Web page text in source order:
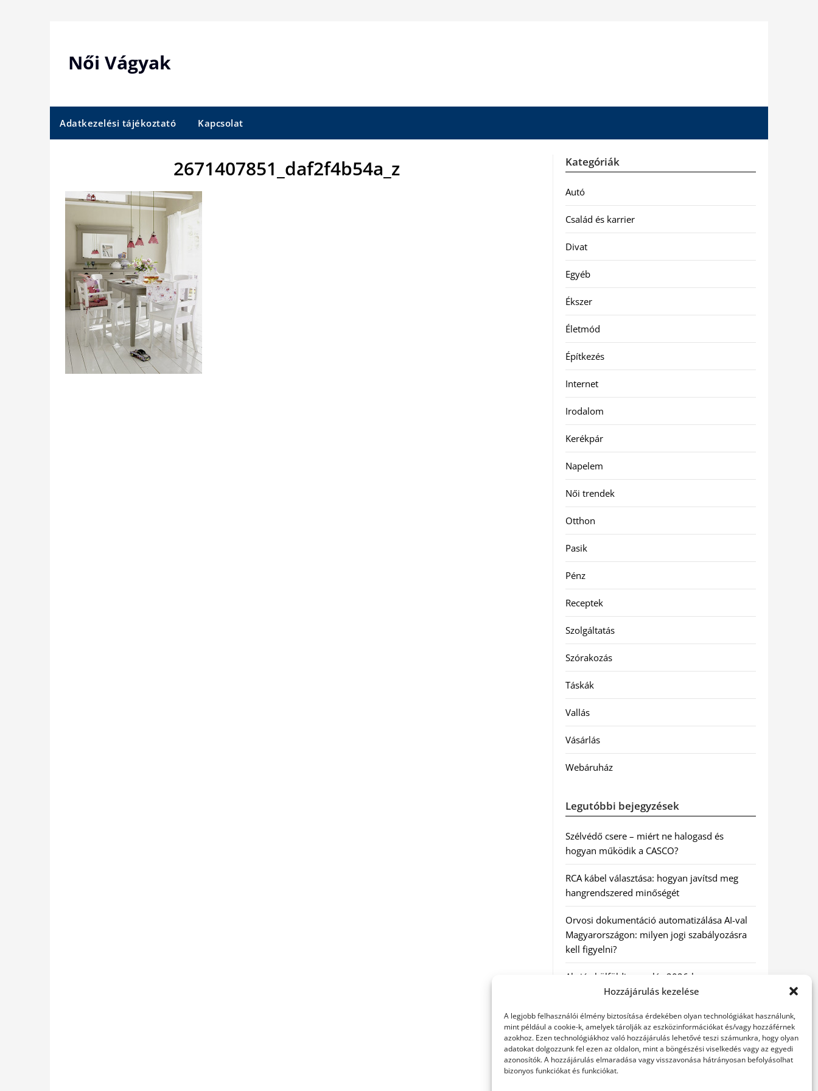
Hozzájárulás kezelése
A legjobb felhasználói élmény biztosítása érdekében olyan technológiákat használunk,
mint például a cookie-k, amelyek tárolják az eszközinformációkat és/vagy hozzáférnek
azokhoz. Ezen technológiákhoz való hozzájárulás lehetővé teszi számunkra, hogy olyan
adatokat dolgozzunk fel ezen az oldalon, mint a böngészési viselkedés vagy az egyedi
azonosítók. A hozzájárulás elmaradása vagy visszavonása hátrányosan befolyásolhat
bizonyos funkciókat és funkciókat.
Női Vágyak
Adatkezelési tájékoztató Kapcsolat
2671407851_daf2f4b54a_z Kategóriák
Autó
Család és karrier
Divat
Egyéb
Ékszer
Életmód
Építkezés
Internet
Irodalom
Kerékpár
Napelem
Női trendek
Otthon
Pasik
Pénz
Receptek
Szolgáltatás
Szórakozás
Táskák
Vallás
Vásárlás
Webáruház
Legutóbbi bejegyzések
Szélvédő csere – miért ne halogasd és
hogyan működik a CASCO?
RCA kábel választása: hogyan javítsd meg
hangrendszered minőségét
Orvosi dokumentáció automatizálása AI-val
Magyarországon: milyen jogi szabályozásra
kell figyelni?
Akciós külföldi nyaralás 2026-ban
előfoglalással: mit ellenőrizz az ár mellett?
A Kassai Irodaház modern munkakörnyezetet
biztosít
KERESÉS: